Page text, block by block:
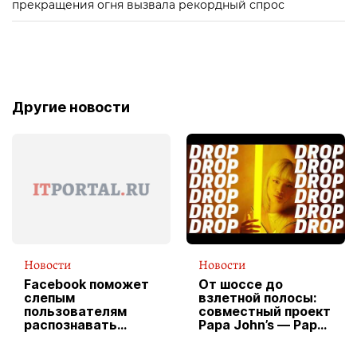
прекращения огня вызвала рекордный спрос
Другие новости
Новости
Facebook поможет
слепым
пользователям
распознавать
Новости
От шоссе до
взлетной полосы:
совместный проект
Papa John’s — Papa